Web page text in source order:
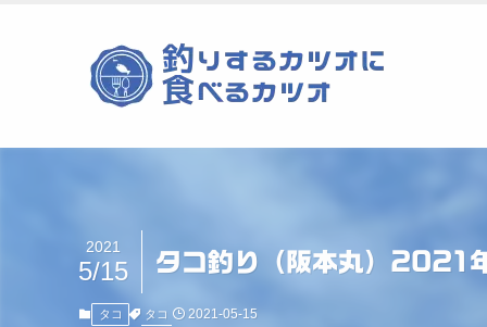
タコ釣り（阪本丸）
2021
5/15
タコ タコ 2021-05-15